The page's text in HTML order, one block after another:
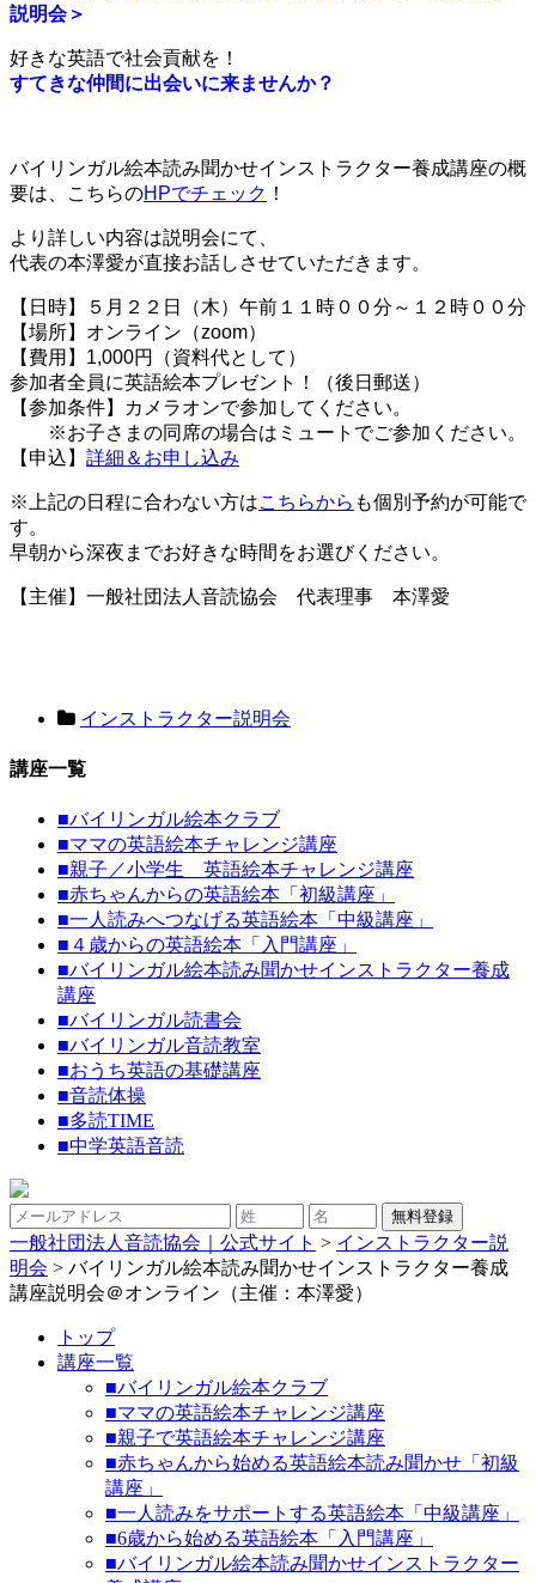
説明会＞
好きな英語で社会貢献を！
すてきな仲間に出会いに来ませんか？
バイリンガル絵本読み聞かせインストラクター養成講座の概
要は、こちらのHPでチェック ！
より詳しい内容は説明会にて、
代表の本澤愛が直接お話しさせていただきます。
【日時】５月２２ 日（木）午前１１ 時００分～１２時００分
【場所】オンライン（zoom）
【費用】1,000円（資料代として）
参加者全員に英語絵本プレゼント！（後日郵送）
【参加条件】カメラオンで参加してください。
※お子さまの同席の場合はミュートでご参加ください。
【申込】 詳細＆お申し込み
※上記の日程に合わない方はこちらから も個別予約が可能で
す。
早朝から深夜までお好きな時間をお選びください。
【主催】一般社団法人音読協会 代表理事 本澤愛
インストラクター説明会
講座一覧
■バイリンガル絵本クラブ
■ママの英語絵本チャレンジ講座
■親子／小学生 英語絵本チャレンジ講座
■赤ちゃんからの英語絵本「初級講座」
■一人読みへつなげる英語絵本「中級講座」
■ ４歳からの英語絵本「入門講座」
■バイリンガル絵本読み聞かせインストラクター養成
講座
■バイリンガル読書会
■バイリンガル音読教室
■おうち英語の基礎講座
■音読体操
■多読TIME
■中学英語音読
一般社団法人音読協会｜公式サイト > インストラクター説
明会 > バイリンガル絵本読み聞かせインストラクター養成
講座説明会＠オンライン（主催：本澤愛）
トップ
講座一覧
■バイリンガル絵本クラブ
■ママの英語絵本チャレンジ講座
■親子で英語絵本チャレンジ講座
■赤ちゃんから始める英語絵本読み聞かせ「初級
講座」
■一人読みをサポートする英語絵本「中級講座」
■6歳から始める英語絵本「入門講座」
■バイリンガル絵本読み聞かせインストラクター